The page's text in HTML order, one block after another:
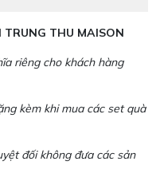
TRUNG THU MAISON
riêng cho khách hàng
kèm khi mua các set quà
đối không đưa các sản